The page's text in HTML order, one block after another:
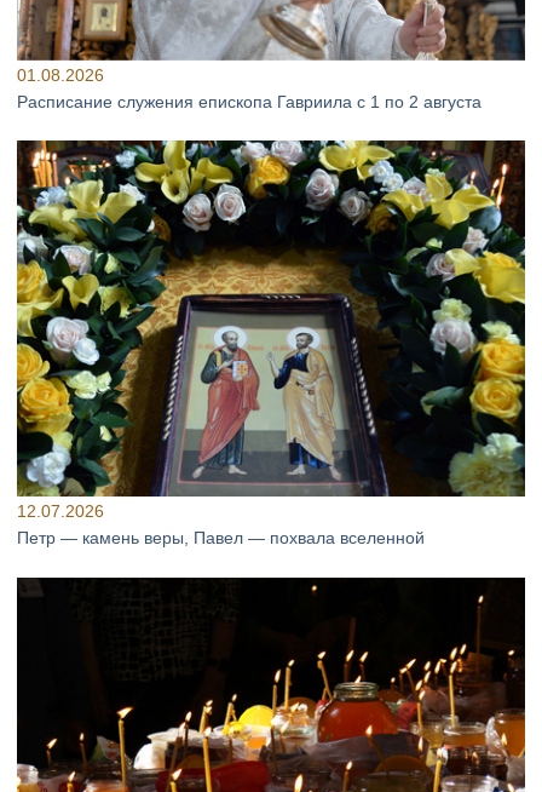
01.08.2026
Расписание служения епископа Гавриила с 1 по 2 августа
12.07.2026
Петр — камень веры, Павел — похвала вселенной